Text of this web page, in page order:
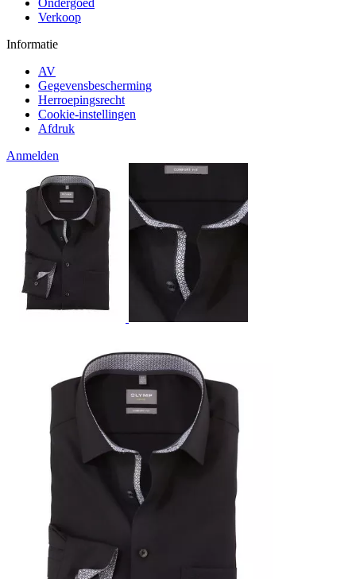
Ondergoed
Verkoop
Informatie
AV
Gegevensbescherming
Herroepingsrecht
Cookie-instellingen
Afdruk
Anmelden